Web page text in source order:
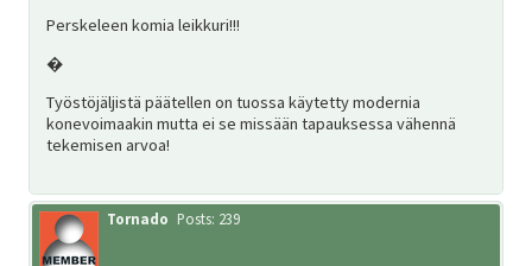
Perskeleen komia leikkuri!!!
�
Työstöjäljistä päätellen on tuossa käytetty modernia
konevoimaakin mutta ei se missään tapauksessa vähennä
tekemisen arvoa!
Tornado Posts: 239